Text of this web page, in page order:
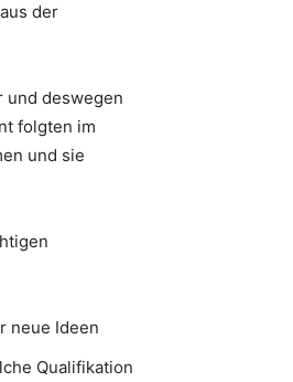
der
und deswegen
folgten im
und sie
neue Ideen
Qualifikation